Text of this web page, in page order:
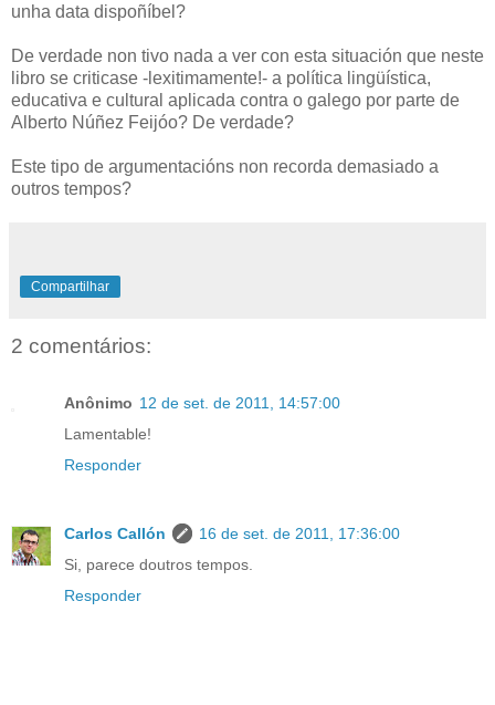
unha data dispoñíbel?
De verdade non tivo nada a ver con esta situación que neste
libro se criticase -lexitimamente!- a política lingüística,
educativa e cultural aplicada contra o galego por parte de
Alberto Núñez Feijóo? De verdade?
Este tipo de argumentacións non recorda demasiado a
outros tempos?
Compartilhar
2 comentários:
Anônimo 12 de set. de 2011, 14:57:00
Lamentable!
Responder
Carlos Callón
16 de set. de 2011, 17:36:00
Si, parece doutros tempos.
Responder